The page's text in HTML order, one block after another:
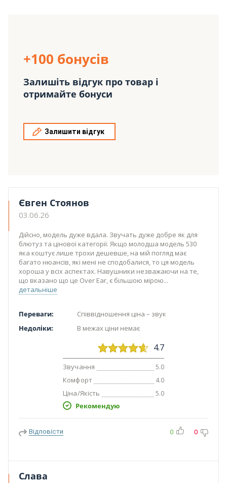
+100 бонусів
Залишіть відгук про товар і
отримайте бонуси
Залишити відгук
Євген Стоянов
03.06.26
Дійсно, модель дуже вдала. Звучать дуже добре як для
блютуз та цінової категорії. Якщо молодша модель 530
яка коштує лише трохи дешевше, на мій погляд має
багато нюансів, які мені не сподобалися, то ця модель
хороша у всіх аспектах. Навушники незважаючи на те,
що вказано що це Over Ear, є більшою мірою
детальніше
Переваги:
Співвідношення ціна – звук
Недоліки:
В межах ціни немає
4.7
Звучання 5.0
Комфорт 4.0
Ціна/Якість 5.0
Рекомендую
Відповісти 0 0
Слава